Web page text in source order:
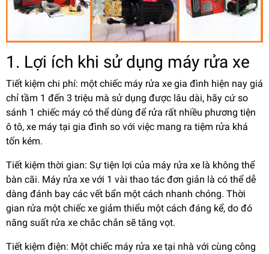
1. Lợi ích khi sử dụng máy rửa xe
Tiết kiệm chi phí: một chiếc máy rửa xe gia đình hiện nay giá
chỉ tầm 1 đến 3 triệu mà sử dụng được lâu dài, hãy cứ so
sánh 1 chiếc máy có thể dùng để rửa rất nhiều phương tiện
ô tô, xe máy tại gia đình so với việc mang ra tiệm rửa khá
tốn kém.
Tiết kiệm thời gian: Sự tiện lợi của máy rửa xe là không thể
bàn cãi. Máy rửa xe với 1 vài thao tác đơn giản là có thể dễ
dàng đánh bay các vết bẩn một cách nhanh chóng. Thời
gian rửa một chiếc xe giảm thiểu một cách đáng kể, do đó
năng suất rửa xe chắc chắn sẽ tăng vọt.
Tiết kiệm điện: Một chiếc máy rửa xe tại nhà với cùng công